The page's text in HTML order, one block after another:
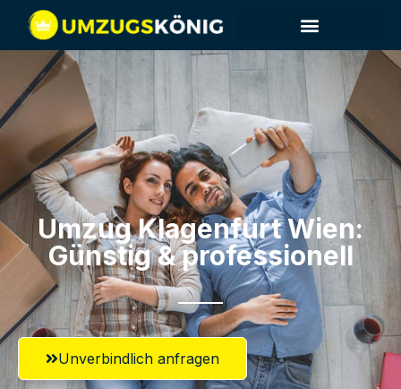
Umzug Klagenfurt​ Wien:
Günstig & professionell​
Unverbindlich anfragen